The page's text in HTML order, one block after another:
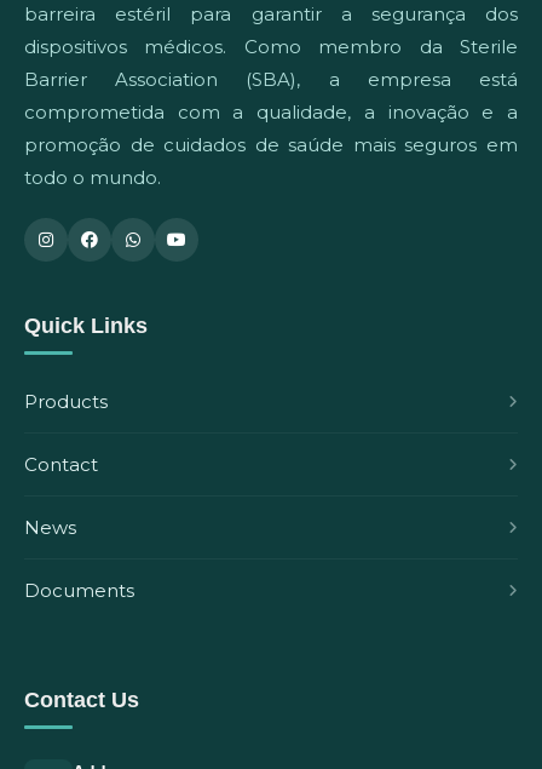
barreira estéril para garantir a segurança dos
dispositivos médicos. Como membro da Sterile
Barrier Association (SBA), a empresa está
comprometida com a qualidade, a inovação e a
promoção de cuidados de saúde mais seguros em
todo o mundo.
Quick Links
Products
Contact
News
Documents
Contact Us